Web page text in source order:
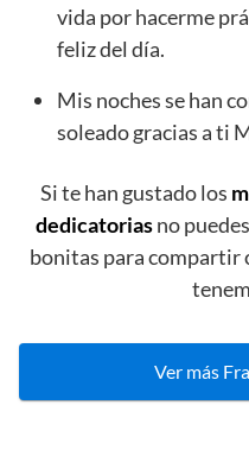
vida por hacerme
feliz del día.
Mis noches se han
soleado gracias a ti
Si te han gustado los
dedicatoriasno
bonitas para compartir
Ver más